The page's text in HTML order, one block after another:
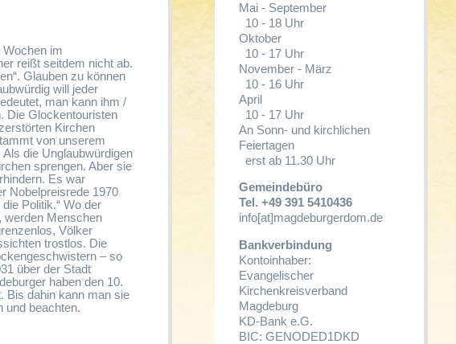
im
reißt seitdem nicht ab.
Glauben zu können
will jeder
man kann ihm /
Die Glockentouristen
Kirchen
von unserem
die Unglaubwürdigen
sprengen. Aber sie
Es war
Nobelpreisrede 1970
Politik.“ Wo der
werden Menschen
Völker
trostlos. Die
– so
über der Stadt
haben den 10.
Bis dahin kann man sie
und beachten.
Mai - September
10 - 18 Uhr
Oktober
10 - 17 Uhr
November - März
10 - 16 Uhr
April
10 - 17 Uhr
An Sonn- und kirchlichen
Feiertagen
erst ab 11.30 Uhr
Gemeindebüro
Tel. +49 391 5410436
info[at]magdeburgerdom.de
Bankverbindung
Kontoinhaber:
Evangelischer
Kirchenkreisverband
Magdeburg
KD-Bank e.G.
BIC: GENODED1DKD